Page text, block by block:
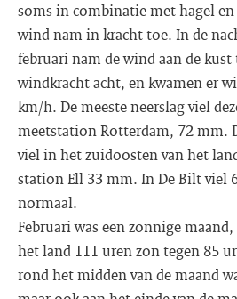
soms in combinatie met hagel
wind nam in kracht toe. In de
februari nam de wind aan de
windkracht acht, en kwamen er
km/h. De meeste neerslag viel
meetstation Rotterdam, 72 mm.
viel in het zuidoosten van het
station Ell 33 mm. In De Bilt viel
normaal.
Februari was een zonnige
het land 111 uren zon tegen 85
rond het midden van de maand